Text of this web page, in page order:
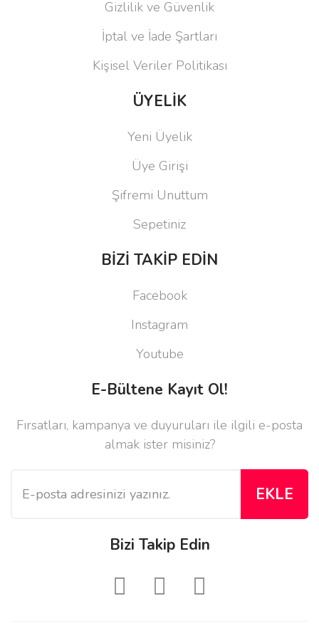
Gizlilik ve Güvenlik
İptal ve İade Şartları
Kişisel Veriler Politikası
ÜYELİK
Yeni Üyelik
Üye Girişi
Şifremi Unuttum
Sepetiniz
BİZİ TAKİP EDİN
Facebook
Instagram
Youtube
E-Bültene Kayıt Ol!
Fırsatları, kampanya ve duyuruları ile ilgili e-posta
almak ister misiniz?
EKLE
Bizi Takip Edin